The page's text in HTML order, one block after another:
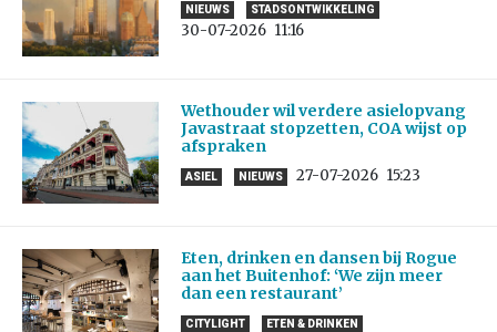
NIEUWS STADSONTWIKKELING
30-07-2026 11:16
Wethouder wil verdere asielopvang
Javastraat stopzetten, COA wijst op
afspraken
ASIEL NIEUWS 27-07-2026 15:23
Eten, drinken en dansen bij Rogue
aan het Buitenhof: ‘We zijn meer
dan een restaurant’
CITYLIGHT ETEN & DRINKEN